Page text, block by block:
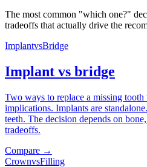
The most common "which one?"
tradeoffs that actually drive the
ImplantvsBridge
Implant vs bridge
Two ways to replace a missing
implications. Implants are
teeth. The decision depends on
tradeoffs.
Compare →
CrownvsFilling